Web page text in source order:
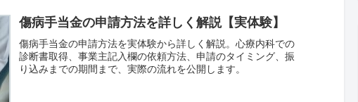
傷病手当金の申請方法を詳しく解説【実体験】
傷病手当金の申請方法を実体験から詳しく解説。心療内科での
診断書取得、事業主記入欄の依頼方法、申請のタイミング、振
り込みまでの期間まで、実際の流れを公開します。